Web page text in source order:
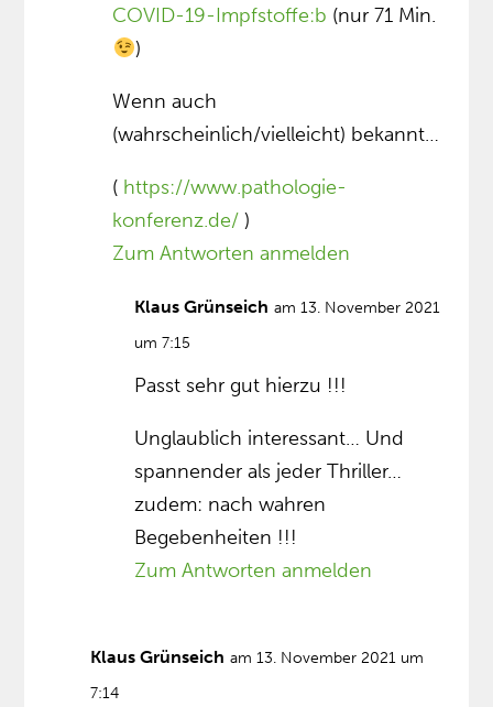
COVID-19-Impfstoffe:b (nur 71 Min.
)
Wenn auch
(wahrscheinlich/vielleicht) bekannt…
( https://www.pathologie-
konferenz.de/ )
Zum Antworten anmelden
Klaus Grünseich am 13. November 2021
um 7:15
Passt sehr gut hierzu !!!
Unglaublich interessant… Und
spannender als jeder Thriller…
zudem: nach wahren
Begebenheiten !!!
Zum Antworten anmelden
Klaus Grünseich am 13. November 2021 um
7:14